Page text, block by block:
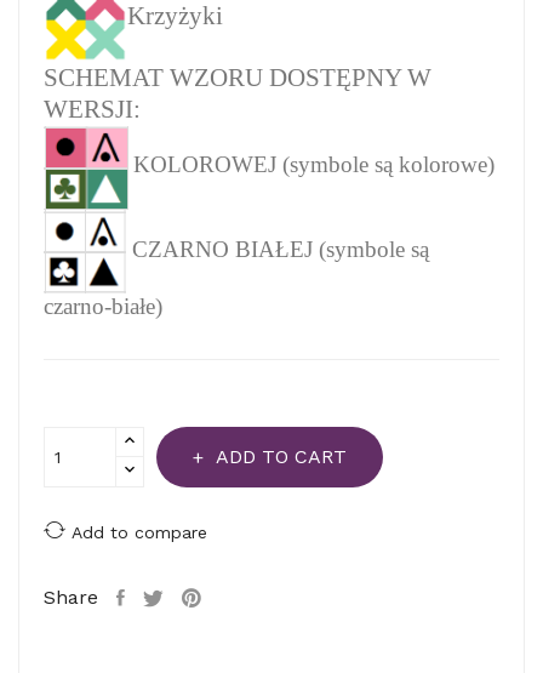
Krzyżyki
SCHEMAT WZORU DOSTĘPNY W
WERSJI:
KOLOROWEJ (symbole są kolorowe)
CZARNO BIAŁEJ (symbole są
czarno-białe)
ADD TO CART
Add to compare
Share